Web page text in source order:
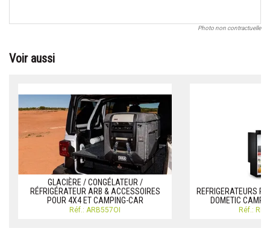
Photo non contractuelle
Voir aussi
GLACIÈRE / CONGÉLATEUR /
RÉFRIGÉRATEUR ARB & ACCESSOIRES
POUR 4X4 ET CAMPING-CAR
Réf.: ARB557OI
REFRIGERATEURS
DOMETIC
Réf.: